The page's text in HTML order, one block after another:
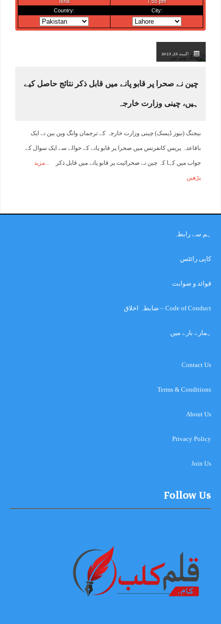
اگست 25, 2023
چین نے صحرا پر قابو پانے میں قابل ذکر نتائج حاصل کیے
ہیں، چینی وزارت خارجہ
بیجنگ (نیوز ڈیسک) چینی وزارت خارجہ کے ترجمان وانگ وین بین نے ایک
باقاعدہ پریس کانفرنس میں صحرا پر قابو پانے کے حوالے سے ایک سوال کے
جواب میں کہا کہ چین نے صحرائیت پر قابو پانے میں قابل ذکر مزید
پڑھیں
ہم سے رابطہ
کاپی رائٹس
قوائد و ضوابت
Code of Conduct – ضابطہ اخلاق
ہمارے بارے میں
Contact Us
Terms & Conditions
About Us
Privacy Policy
Join Us
Follow Us